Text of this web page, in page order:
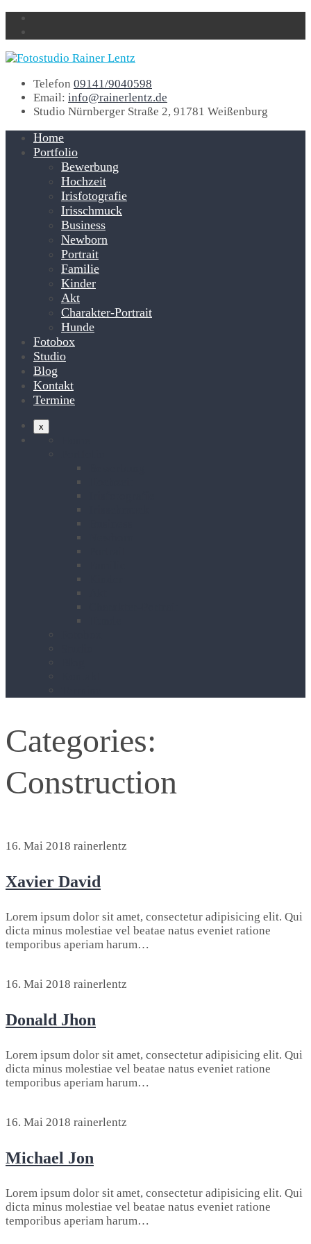
Telefon 09141/9040598
Email: info@rainerlentz.de
Studio Nürnberger Straße 2, 91781 Weißenburg
Home
Portfolio
Bewerbung
Hochzeit
Irisfotografie
Irisschmuck
Business
Newborn
Portrait
Familie
Kinder
Akt
Charakter-Portrait
Hunde
Fotobox
Studio
Blog
Kontakt
Termine
x
Categories:
Construction
16. Mai 2018 rainerlentz
Xavier David
Lorem ipsum dolor sit amet, consectetur adipisicing elit. Qui
dicta minus molestiae vel beatae natus eveniet ratione
temporibus aperiam harum…
16. Mai 2018 rainerlentz
Donald Jhon
Lorem ipsum dolor sit amet, consectetur adipisicing elit. Qui
dicta minus molestiae vel beatae natus eveniet ratione
temporibus aperiam harum…
16. Mai 2018 rainerlentz
Michael Jon
Lorem ipsum dolor sit amet, consectetur adipisicing elit. Qui
dicta minus molestiae vel beatae natus eveniet ratione
temporibus aperiam harum…